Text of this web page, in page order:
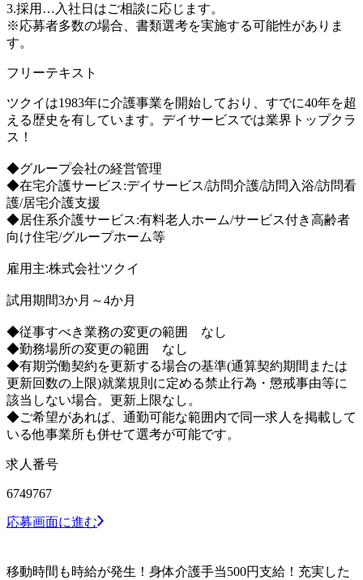
3.採用…入社日はご相談に応じます。
※応募者多数の場合、書類選考を実施する可能性がありま
す。
フリーテキスト
ツクイは1983年に介護事業を開始しており、すでに40年を超
える歴史を有しています。デイサービスでは業界トップクラ
ス！
◆グループ会社の経営管理
◆在宅介護サービス:デイサービス/訪問介護/訪問入浴/訪問看
護/居宅介護支援
◆居住系介護サービス:有料老人ホーム/サービス付き高齢者
向け住宅/グループホーム等
雇用主:株式会社ツクイ
試用期間3か月～4か月
◆従事すべき業務の変更の範囲 なし
◆勤務場所の変更の範囲 なし
◆有期労働契約を更新する場合の基準(通算契約期間または
更新回数の上限)就業規則に定める禁止行為・懲戒事由等に
該当しない場合。更新上限なし。
◆ご希望があれば、通勤可能な範囲内で同一求人を掲載して
いる他事業所も併せて選考が可能です。
求人番号
6749767
応募画面に進む
移動時間も時給が発生！身体介護手当500円支給！充実した